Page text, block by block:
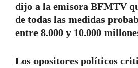
dijo a la emisora ​​BFMTV
de todas las medidas
entre 8.000 y 10.000
Los opositores políticos